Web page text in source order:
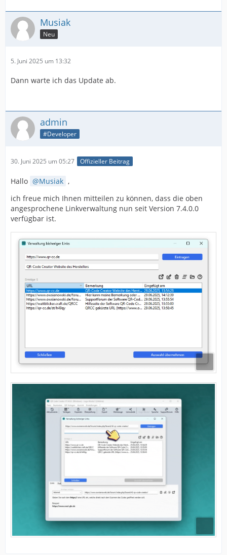
Musiak
Neu
5. Juni 2025 um 13:32
Dann warte ich das Update ab.
admin
#Developer
30. Juni 2025 um 05:27 Offizieller Beitrag
Hallo Musiak ,
ich freue mich Ihnen mitteilen zu können, dass die oben
angesprochene Linkverwaltung nun seit Version 7.4.0.0
verfügbar ist.